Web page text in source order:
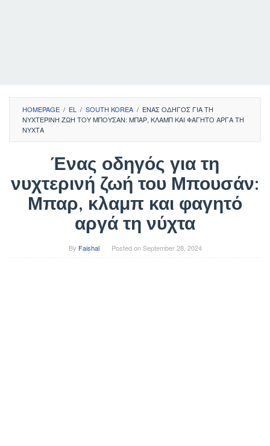
HOMEPAGE / EL / SOUTH KOREA / ΈΝΑΣ ΟΔΗΓΌΣ ΓΙΑ ΤΗ
ΝΥΧΤΕΡΙΝΉ ΖΩΉ ΤΟΥ ΜΠΟΥΣΆΝ: ΜΠΑΡ, ΚΛΑΜΠ ΚΑΙ ΦΑΓΗΤΌ ΑΡΓΆ ΤΗ
ΝΎΧΤΑ
Ένας οδηγός για τη
νυχτερινή ζωή του Μπουσάν:
Μπαρ, κλαμπ και φαγητό
αργά τη νύχτα
By Faishal Posted onSeptember 28, 2024